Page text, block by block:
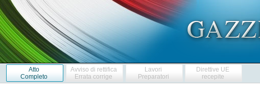
Atto
Completo
Avviso di rettifica
Errata corrige
Lavori
Preparatori
Direttive UE
recepite